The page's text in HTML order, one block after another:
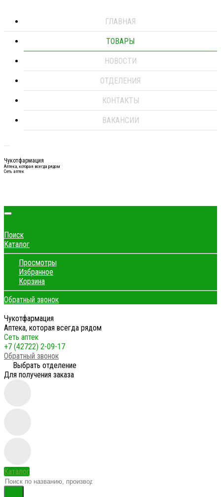
ГЛАВНАЯ
ТОВАРЫ
НОВОСТИ
ОТДЕЛЕНИЯ
КОНТАКТЫ
ВАКАНСИИ
Чукотфармация
Аптека, которая всегда рядом
Сеть аптек
Поиск
Каталог
Просмотры
Избранное
Корзина
Обратный звонок
Чукотфармация
Аптека, которая всегда рядом
Сеть аптек
+7 (42722) 2-09-17
Обратный звонок
Выбрать отделение
Для получения заказа
Каталог